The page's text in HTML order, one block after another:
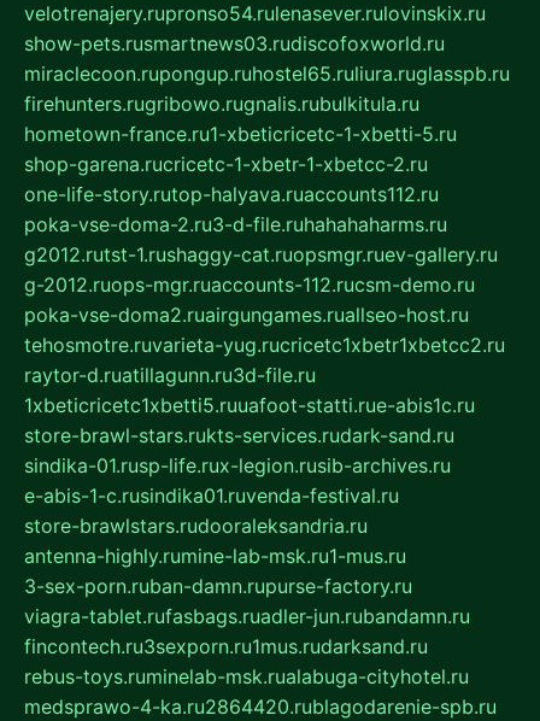
velotrenajery.rupronso54.rulenasever.rulovinskix.ru
show-pets.rusmartnews03.rudiscofoxworld.ru
miraclecoon.rupongup.ruhostel65.ruliura.ruglasspb.ru
firehunters.rugribowo.rugnalis.rubulkitula.ru
hometown-france.ru1-xbeticricetc-1-xbetti-5.ru
shop-garena.rucricetc-1-xbetr-1-xbetcc-2.ru
one-life-story.rutop-halyava.ruaccounts112.ru
poka-vse-doma-2.ru3-d-file.ruhahahaharms.ru
g2012.rutst-1.rushaggy-cat.ruopsmgr.ruev-gallery.ru
g-2012.ruops-mgr.ruaccounts-112.rucsm-demo.ru
poka-vse-doma2.ruairgungames.ruallseo-host.ru
tehosmotre.ruvarieta-yug.rucricetc1xbetr1xbetcc2.ru
raytor-d.ruatillagunn.ru3d-file.ru
1xbeticricetc1xbetti5.ruuafoot-statti.rue-abis1c.ru
store-brawl-stars.rukts-services.rudark-sand.ru
sindika-01.rusp-life.rux-legion.rusib-archives.ru
e-abis-1-c.rusindika01.ruvenda-festival.ru
store-brawlstars.rudooraleksandria.ru
antenna-highly.rumine-lab-msk.ru1-mus.ru
3-sex-porn.ruban-damn.rupurse-factory.ru
viagra-tablet.rufasbags.ruadler-jun.rubandamn.ru
fincontech.ru3sexporn.ru1mus.rudarksand.ru
rebus-toys.ruminelab-msk.rualabuga-cityhotel.ru
medsprawo-4-ka.ru2864420.rublagodarenie-spb.ru